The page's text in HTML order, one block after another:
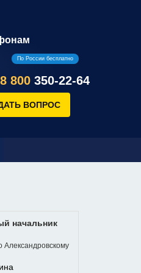
По России бесплатно
8 800 350-22-64
начальник
Александровскому